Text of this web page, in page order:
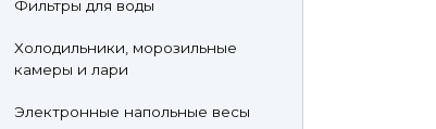
Фильтры для воды
Холодильники, морозильные
камеры и лари
Электронные напольные весы